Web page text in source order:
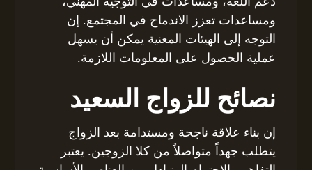
ومساعدات تعزز الاندماج في المجتمع. إن
التوجه إلى الهيئات المعنية يمكن أن يسهل
عملية الحصول على المعلومات اللازمة.
نصائح للزواج السعيد
إن بناء علاقة ناجحة ومستدامة بعد الزواج
يتطلب جهداً متواصلاً من كلا الزوجين. يعتبر